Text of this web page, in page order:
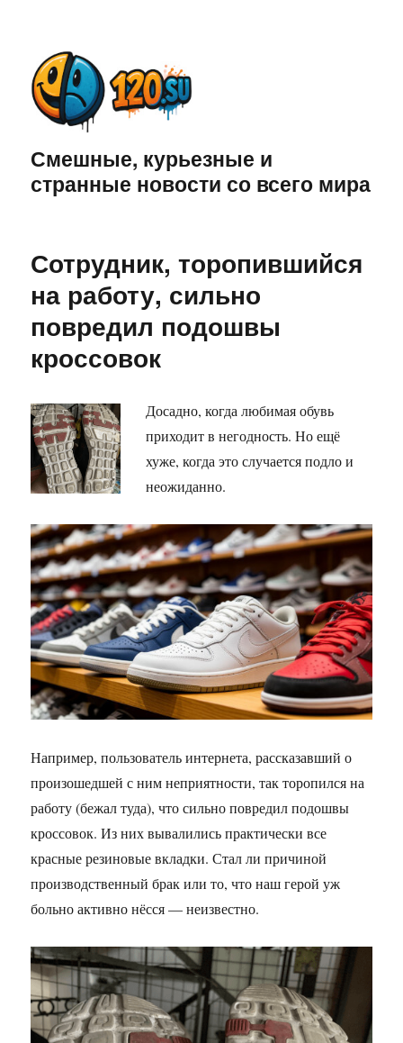
Смешные, курьезные и
странные новости со всего мира
Сотрудник, торопившийся
на работу, сильно
повредил подошвы
кроссовок
Досадно, когда любимая обувь
приходит в негодность. Но ещё
хуже, когда это случается подло и
неожиданно.
Например, пользователь интернета, рассказавший о
произошедшей с ним неприятности, так торопился на
работу (бежал туда), что сильно повредил подошвы
кроссовок. Из них вывалились практически все
красные резиновые вкладки. Стал ли причиной
производственный брак или то, что наш герой уж
больно активно нёсся — неизвестно.